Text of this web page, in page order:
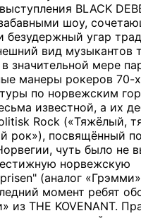
BLACK
шоу,
безудержный угар
вид музыкантов
значительной мере
манеры рокеров 70-
по норвежским
известной, а их
Rock («Тяжёлый,
рок»), посвящённый
чуть было не
норвежскую
" (аналог
момент ребят
из THE KOVENANT.